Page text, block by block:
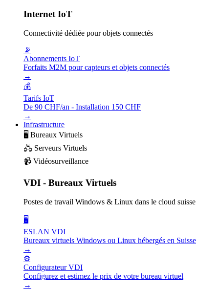
Internet IoT
Connectivité dédiée pour objets connectés
📡
Abonnements IoT
Forfaits M2M pour capteurs et objets connectés
→
💰
Tarifs IoT
De 90 CHF/an - Installation 150 CHF
→
Infrastructure
🖥️ Bureaux Virtuels
🖧 Serveurs Virtuels
📹 Vidéosurveillance
VDI - Bureaux Virtuels
Postes de travail Windows & Linux dans le cloud suisse
🖥️
ESLAN VDI
Bureaux virtuels Windows ou Linux hébergés en Suisse
→
⚙️
Configurateur VDI
Configurez et estimez le prix de votre bureau virtuel
→